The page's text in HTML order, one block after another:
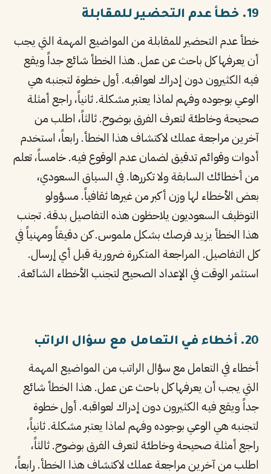
19. خطأ عدم التحضير للمقابلة
خطأ عدم التحضير للمقابلة من المواضيع المهمة التي يجب
أن يعرفها كل باحث عن عمل. هذا الخطأ شائع جداً ويقع
فيه الكثيرون دون إدراك لعواقبه. أول خطوة لتجنبه هي
الوعي بوجوده وفهم لماذا يعتبر مشكلة. ثانياً، راجع أمثلة
صحيحة وخاطئة لتعرف الفرق بوضوح. ثالثاً، اطلب من
آخرين مراجعة عملك لاكتشاف هذا الخطأ. رابعاً، استخدم
أدوات وقوائم تدقيق لضمان عدم الوقوع فيه. خامساً، تعلم
من أخطائك السابقة ولا تكررها. في السياق السعودي،
بعض الأخطاء لها وزن أكبر من غيرها ثقافياً. مسؤولو
التوظيف السعوديون يلاحظون هذه التفاصيل بدقة. تجنب
هذا الخطأ يزيد فرصك بشكل ملموس. كن دقيقاً ومهنياً في
كل التفاصيل. المراجعة المتكررة ضرورية قبل أي إرسال.
استثمر الوقت في الإعداد الصحيح لتجنب الأخطاء الشائعة.
20. أخطاء في التعامل مع سؤال الراتب
أخطاء في التعامل مع سؤال الراتب من المواضيع المهمة
التي يجب أن يعرفها كل باحث عن عمل. هذا الخطأ شائع
جداً ويقع فيه الكثيرون دون إدراك لعواقبه. أول خطوة
لتجنبه هي الوعي بوجوده وفهم لماذا يعتبر مشكلة. ثانياً،
راجع أمثلة صحيحة وخاطئة لتعرف الفرق بوضوح. ثالثاً،
اطلب من آخرين مراجعة عملك لاكتشاف هذا الخطأ. رابعاً،